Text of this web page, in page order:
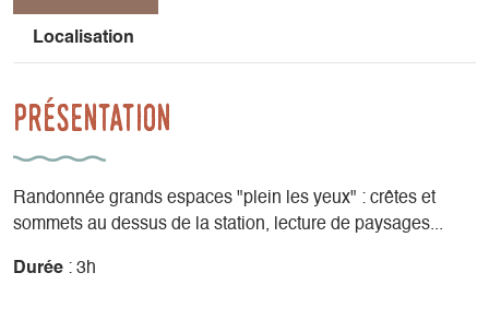
Localisation
Présentation
Randonnée grands espaces "plein les yeux" : crêtes et
sommets au dessus de la station, lecture de paysages...
Durée : 3h